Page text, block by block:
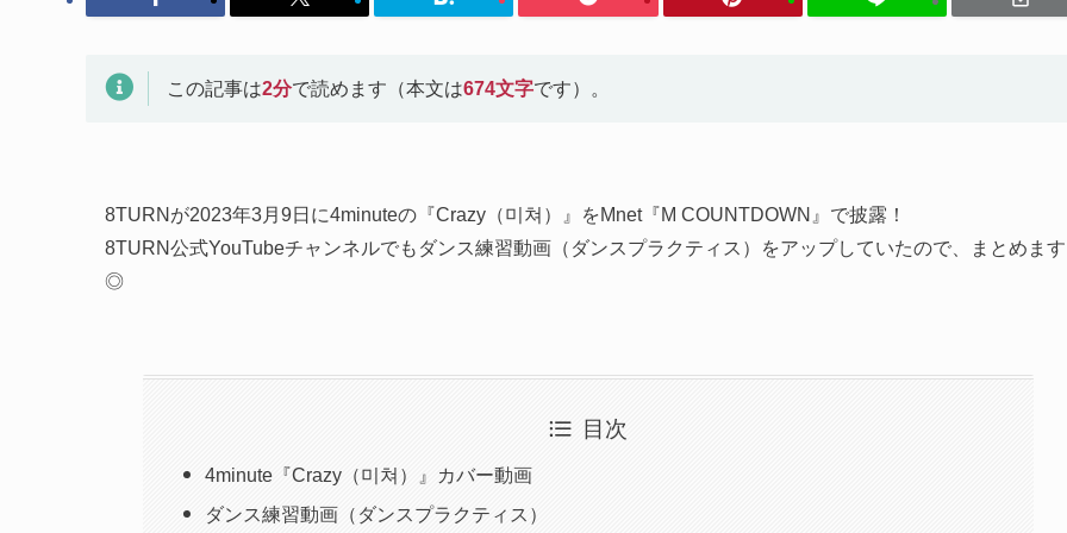
この記事は2分で読めます（本文は674文字です）。
8TURNが2023年3月9日に4minuteの『Crazy（미쳐）』をMnet『M COUNTDOWN』で披露！
8TURN公式YouTubeチャンネルでもダンス練習動画（ダンスプラクティス）をアップしていたので、まとめます
◎
目次
4minute『Crazy（미쳐）』カバー動画
ダンス練習動画（ダンスプラクティス）